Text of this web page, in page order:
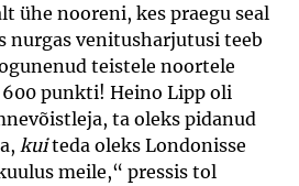
ühe nooreni, kes praegu seal
nurgas venitusharjutusi teeb
teistele noortele
punkti! Heino Lipp oli
ta oleks pidanud
kuiteda oleks Londonisse
meile,“ pressis tol